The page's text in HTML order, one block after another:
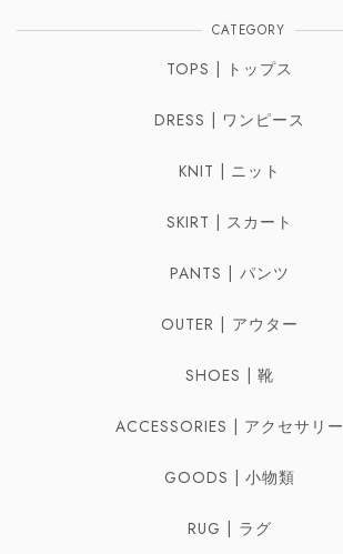
CATEGORY
TOPS | トップス
DRESS | ワンピース
KNIT | ニット
SKIRT | スカート
PANTS | パンツ
OUTER | アウター
SHOES | 靴
ACCESSORIES | アクセサリー
Pierces | ピアスGOODS | 小物類
RUG | ラグ